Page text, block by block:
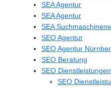
SEA Agentur
SEA Agentur
SEA
SEO Agentur
SEO Agentur
SEO Beratung
SEO Dienstleistungen
SEO